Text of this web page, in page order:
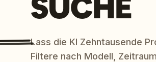
Lass die KI Zehntausende
Filtere nach Modell,